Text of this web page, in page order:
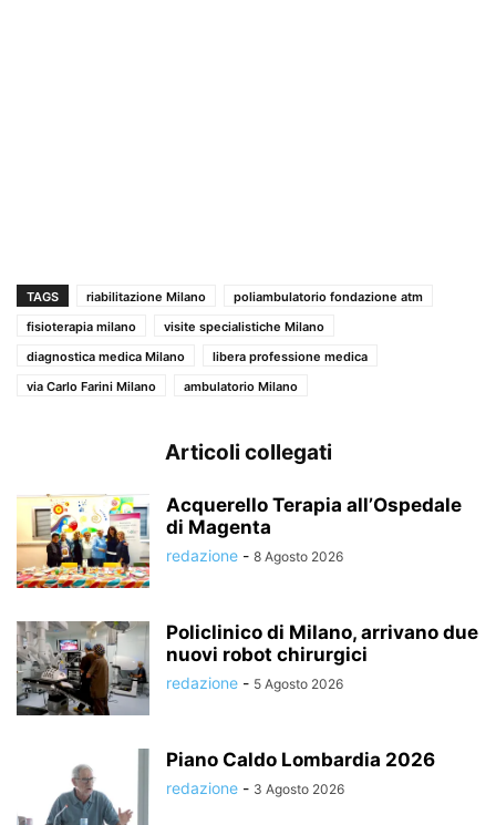
TAGS riabilitazione Milano
poliambulatorio fondazione atm
fisioterapia milano
visite specialistiche Milano
diagnostica medica Milano
libera professione medica
via Carlo Farini Milano
ambulatorio Milano
Articoli collegati
Acquerello Terapia all’Ospedale
di Magenta
redazione - 8 Agosto 2026
Policlinico di Milano, arrivano due
nuovi robot chirurgici
redazione - 5 Agosto 2026
Piano Caldo Lombardia 2026
redazione - 3 Agosto 2026